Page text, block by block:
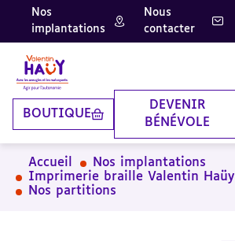
Aller
contenu
principal
Aller
pied
de
page
Aller
la
recherche
Nos
implantations
Nous
contacter
BOUTIQUE
DEVENIR
BÉNÉVOLE
Accueil
Nos implantations
Imprimerie braille Valentin Haüy
Nos partitions